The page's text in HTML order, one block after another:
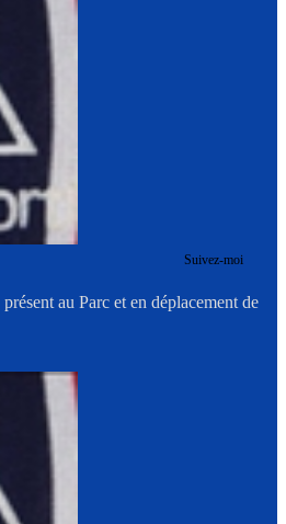
Suivez-moi
au Parc et en déplacement de